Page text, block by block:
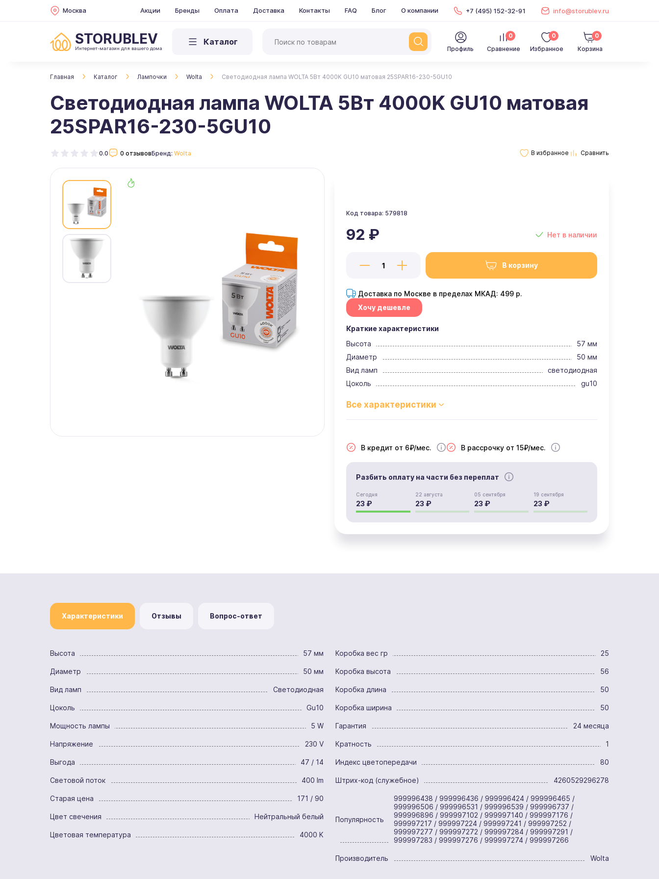
Москва Акции Бренды Оплата Доставка Контакты FAQ Блог О компании +7 (495) 152-32-91 info@storublev.ru
STORUBLEV
Интернет-магазин для вашего дома
Каталог
Профиль Сравнение
0
Избранное
0
Корзина
0
Главная Каталог Лампочки Wolta Светодиодная лампа WOLTA 5Вт 4000K GU10 матовая 25SPAR16-230-5GU10
Светодиодная лампа WOLTA 5Вт 4000K GU10 матовая
25SPAR16-230-5GU10
0.0 0 отзывовБренд: Wolta
Код товара: 579818
Нет в наличии
92 ₽
В корзину
Доставка по Москве в пределах МКАД: 499 р.
Хочу дешевле
Краткие характеристики
Высота
57 мм
Диаметр
50 мм
Вид ламп
светодиодная
Цоколь
gu10
В кредит от 6₽/мес. В рассрочку от 15₽/мес.
Разбить оплату на части без переплат
Сегодня
23 ₽
22 августа
23 ₽
05 сентября
23 ₽
19 сентября
23 ₽
Характеристики Отзывы Вопрос-ответ
Высота 57 мм
Диаметр 50 мм
Вид ламп Светодиодная
Цоколь Gu10
Мощность лампы 5 W
Напряжение 230 V
Выгода 47 / 14
Световой поток 400 lm
Старая цена 171 / 90
Цвет свечения Нейтральный белый
Цветовая температура 4000 K
Коробка вес гр 25
Коробка высота 56
Коробка длина 50
Коробка ширина 50
Гарантия 24 месяца
Кратность 1
Индекс цветопередачи 80
Штрих-код (служебное) 4260529296278
Популярность
999996438 / 999996436 / 999996424 / 999996465 /
999996506 / 999996531 / 999996539 / 999996737 /
999996896 / 999997102 / 999997140 / 999997176 /
999997217 / 999997224 / 999997241 / 999997252 /
999997277 / 999997272 / 999997284 / 999997291 /
999997283 / 999997276 / 999997274 / 999997266
Производитель Wolta